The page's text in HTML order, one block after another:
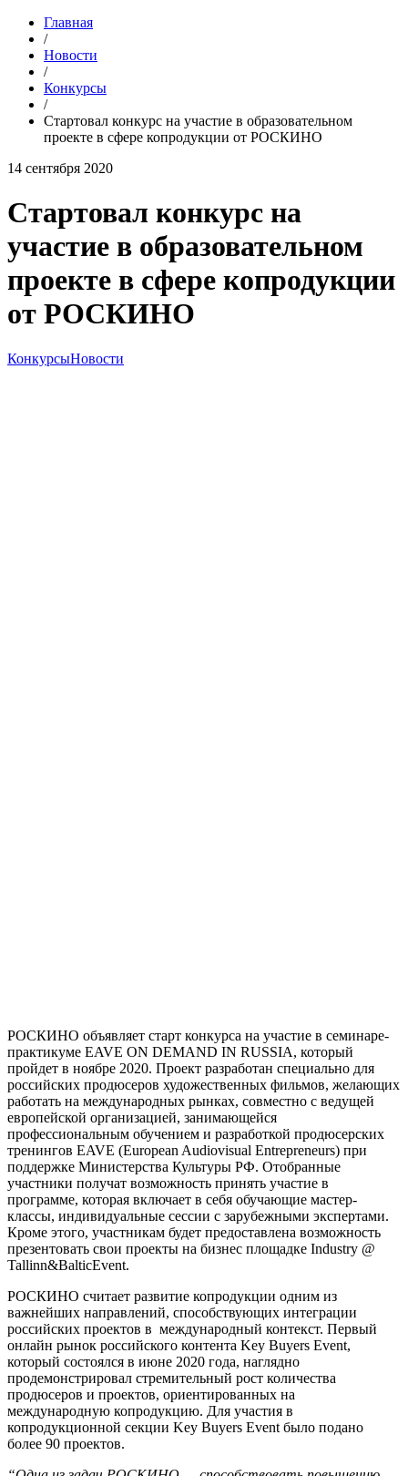
Главная
/
Новости
/
Конкурсы
/
Стартовал конкурс на участие в образовательном
проекте в сфере копродукции от РОСКИНО
14 сентября 2020
Стартовал конкурс на
участие в образовательном
проекте в сфере копродукции
от РОСКИНО
КонкурсыНовости
РОСКИНО объявляет старт конкурса на участие в семинаре-
практикуме EAVE ON DEMAND IN RUSSIA, который
пройдет в ноябре 2020. Проект разработан специально для
российских продюсеров художественных фильмов, желающих
работать на международных рынках, совместно с ведущей
европейской организацией, занимающейся
профессиональным обучением и разработкой продюсерских
тренингов EAVE (European Audiovisual Entrepreneurs) при
поддержке Министерства Культуры РФ. Отобранные
участники получат возможность принять участие в
программе, которая включает в себя обучающие мастер-
классы, индивидуальные сессии с зарубежными экспертами.
Кроме этого, участникам будет предоставлена возможность
презентовать свои проекты на бизнес площадке Industry @
Tallinn&BalticEvent.
РОСКИНО считает развитие копродукции одним из
важнейших направлений, способствующих интеграции
российских проектов в международный контекст. Первый
онлайн рынок российского контента Key Buyers Event,
который состоялся в июне 2020 года, наглядно
продемонстрировал стремительный рост количества
продюсеров и проектов, ориентированных на
международную копродукцию. Для участия в
копродукционной секции Key Buyers Event было подано
более 90 проектов.